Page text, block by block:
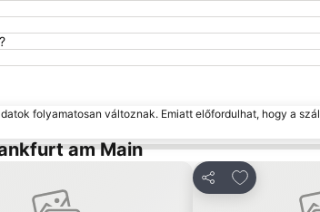
folyamatosan változnak. Emiatt előfordulhat, hogy a
am Main
a kedvencekhez
Megosztás
Hozzáadás